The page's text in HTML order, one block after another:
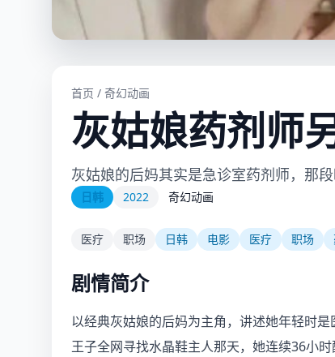
首页 / 奇幻动画
灰姑娘药剂师
灰姑娘的后妈其实是急诊室药剂师，那
日韩 2022 奇幻动画
医疗 职场 日韩 电影 医疗 职场
剧情简介
以经典灰姑娘的后妈为主角，讲述她年轻时
王子全网寻找水晶鞋主人那天，她连续36小